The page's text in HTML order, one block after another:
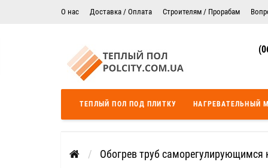
О нас Доставка / Оплата Строителям / Прорабам
Цены на монтаж теплого пола
Теплый пол в Днепропетровск
Теплый пол Одесса Теплый пол Черкассы
ТЕПЛЫЙ ПОЛ ПОД ПЛИТКУ НАГРЕВАТЕЛЬНЫЙ
Обогрев труб саморегулирующимся